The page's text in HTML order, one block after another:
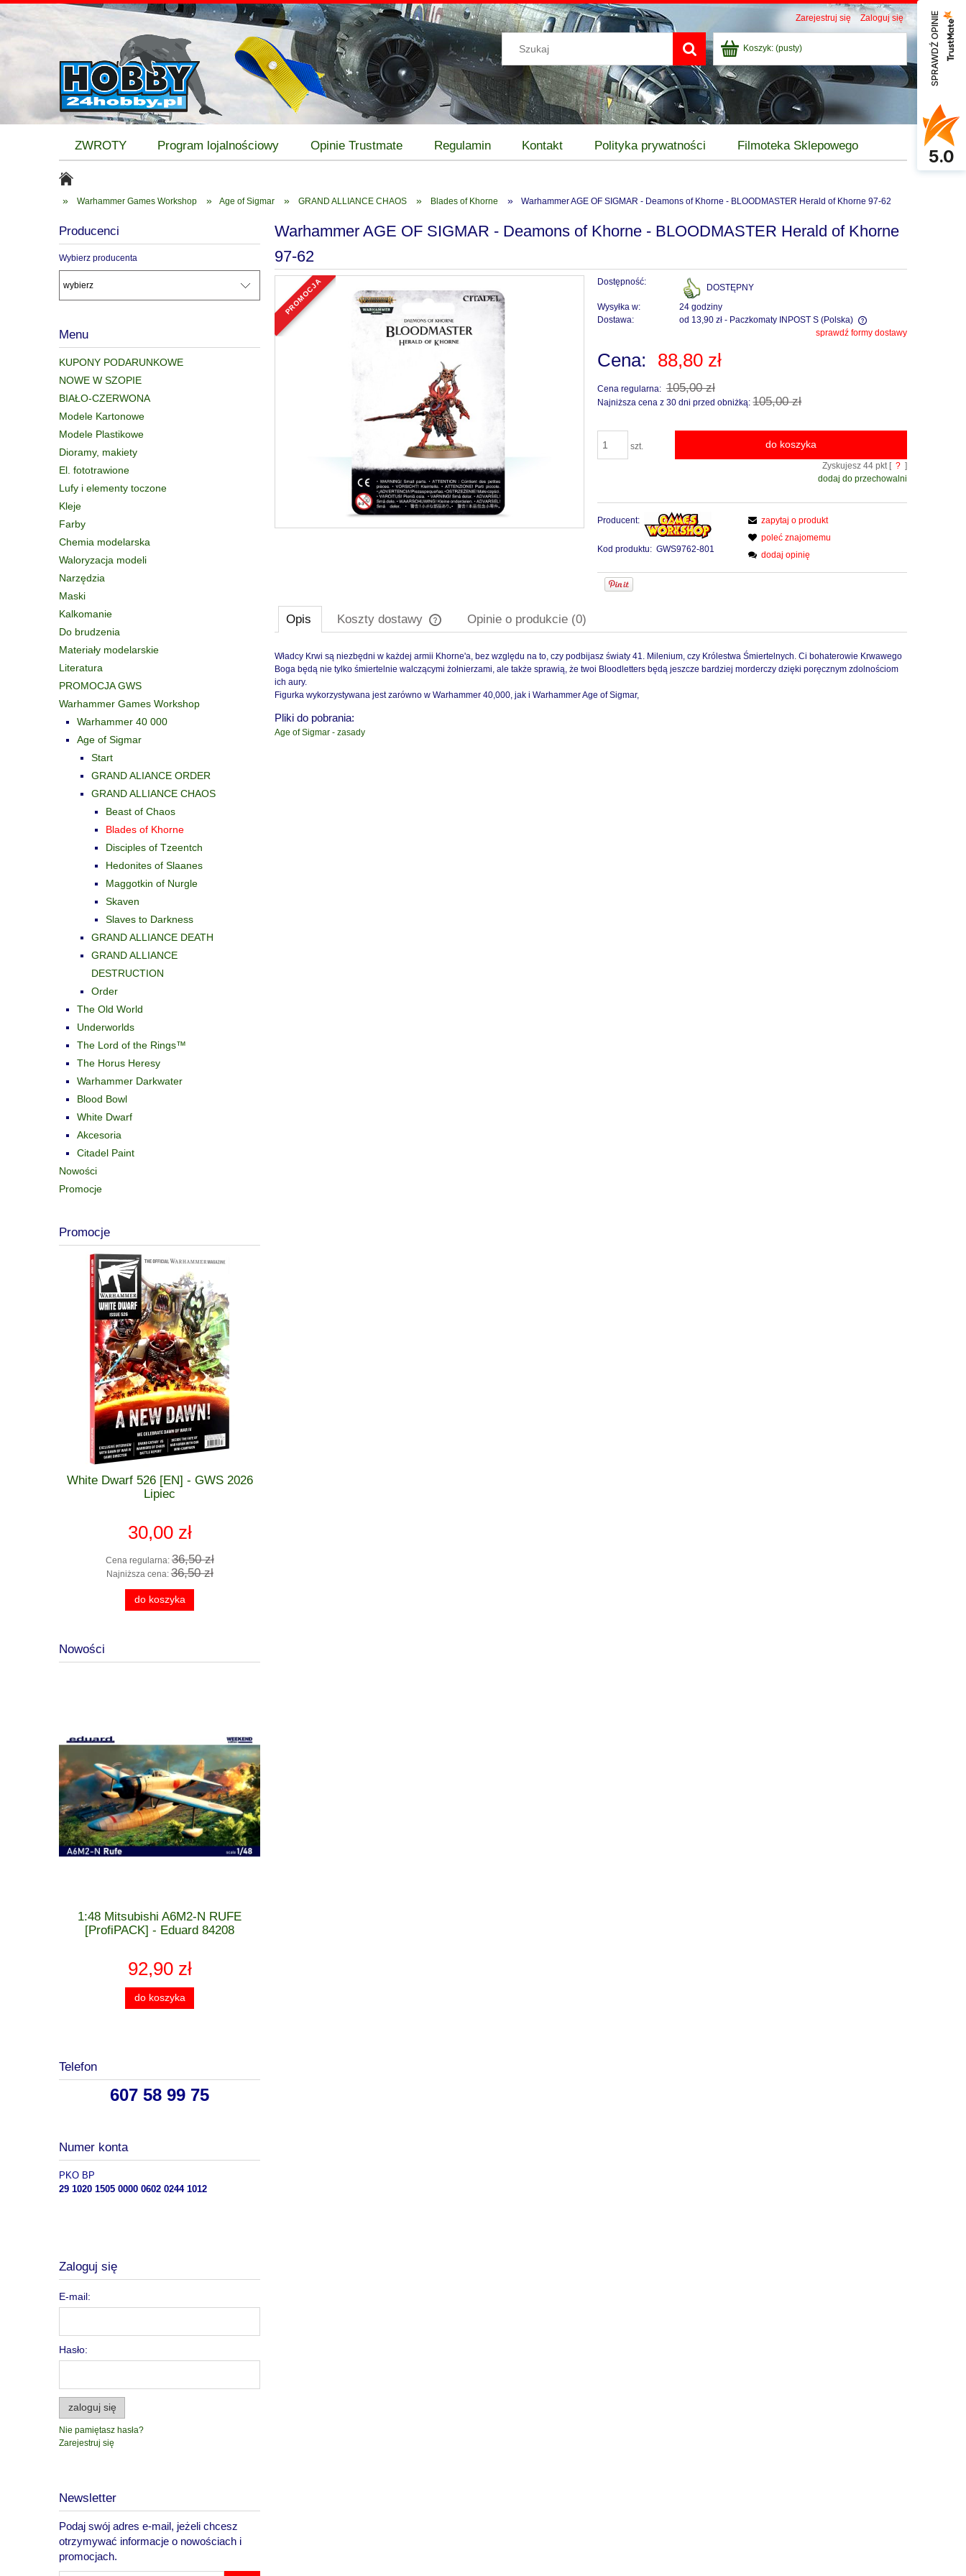
Zarejestruj się Zaloguj się
Koszyk: (pusty)
ZWROTY Program lojalnościowy Opinie Trustmate Regulamin Kontakt Polityka prywatności Filmoteka Sklepowego
» Warhammer Games Workshop » Age of Sigmar » GRAND ALLIANCE CHAOS » Blades of Khorne » Warhammer AGE OF SIGMAR - Deamons of Khorne - BLOODMASTER Herald of Khorne 97-62
Producenci
Wybierz producenta
Menu
KUPONY PODARUNKOWE
NOWE W SZOPIE
BIAŁO-CZERWONA
Modele Kartonowe
Modele Plastikowe
Dioramy, makiety
El. fototrawione
Lufy i elementy toczone
Kleje
Farby
Chemia modelarska
Waloryzacja modeli
Narzędzia
Maski
Kalkomanie
Do brudzenia
Materiały modelarskie
Literatura
PROMOCJA GWS
Warhammer Games Workshop
Warhammer 40 000
Age of Sigmar
Start
GRAND ALIANCE ORDER
GRAND ALLIANCE CHAOS
Beast of Chaos
Blades of Khorne
Disciples of Tzeentch
Hedonites of Slaanes
Maggotkin of Nurgle
Skaven
Slaves to Darkness
GRAND ALLIANCE DEATH
GRAND ALLIANCE
DESTRUCTION
Order
The Old World
Underworlds
The Lord of the Rings™
The Horus Heresy
Warhammer Darkwater
Blood Bowl
White Dwarf
Akcesoria
Citadel Paint
Nowości
Promocje
Promocje
White Dwarf 526 [EN] - GWS 2026
Lipiec
30,00 zł
Cena regularna:36,50 zł
Najniższa cena:36,50 zł
do koszyka
Nowości
1:48 Mitsubishi A6M2-N RUFE
[ProfiPACK] - Eduard 84208
92,90 zł
do koszyka
Telefon
607 58 99 75
Numer konta
PKO BP
29 1020 1505 0000 0602 0244 1012
Zaloguj się
E-mail:
Hasło:
zaloguj się
Nie pamiętasz hasła?
Zarejestruj się
Newsletter
Podaj swój adres e-mail, jeżeli chcesz
otrzymywać informacje o nowościach i
promocjach.
Warhammer AGE OF SIGMAR - Deamons of Khorne - BLOODMASTER Herald of Khorne
97-62
promocja Dostępność:
DOSTĘPNY
Wysyłka w:
24 godziny
Dostawa:
od 13,90 zł - Paczkomaty INPOST S (Polska)
Cena nie zawiera ewentualnych kosztów
płatności
sprawdź formy dostawy
Cena: 88,80 zł
Cena regularna: 105,00 zł
Najniższa cena z 30 dni przed obniżką:105,00 zł
szt. do koszyka
Zyskujesz 44pkt [ ? ]
dodaj do przechowalni
Producent:
Kod produktu: GWS9762-801
zapytaj o produkt
poleć znajomemu
dodaj opinię
Opis Koszty dostawy
Cena nie zawiera ewentualnych kosztów
płatności
Opinie o produkcie (0)
Władcy Krwi są niezbędni w każdej armii Khorne'a, bez względu na to, czy podbijasz światy 41. Milenium, czy Królestwa Śmiertelnych. Ci bohaterowie Krwawego
Boga będą nie tylko śmiertelnie walczącymi żołnierzami, ale także sprawią, że twoi Bloodletters będą jeszcze bardziej morderczy dzięki poręcznym zdolnościom
ich aury.
Figurka wykorzystywana jest zarówno w Warhammer 40,000, jak i Warhammer Age of Sigmar,
Pliki do pobrania:
Age of Sigmar - zasady
SPRAWDŹ OPINIE
5.0